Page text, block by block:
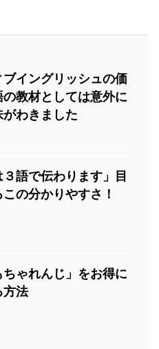
ブイングリッシュの価
教材としては意外に
わきました
３語で伝わります」目
の分かりやすさ！
ちゃれんじ」をお得に
方法